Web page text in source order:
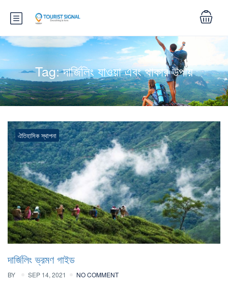
Tag:দার্জিলিং যাওয়া এবং থাকার উপায়
ঐতিহাসিক স্থাপনা
দার্জিলিং ভ্রমণ গাইড
BY SEP 14, 2021 NO COMMENT